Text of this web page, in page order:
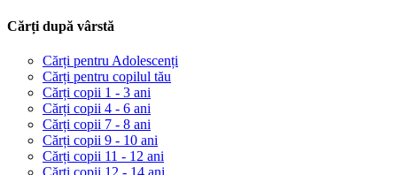
Cărți după vârstă
Cărți pentru Adolescenți
Cărți pentru copilul tău
Cărți copii 1 - 3 ani
Cărți copii 4 - 6 ani
Cărți copii 7 - 8 ani
Cărți copii 9 - 10 ani
Cărți copii 11 - 12 ani
Cărți copii 12 - 14 ani